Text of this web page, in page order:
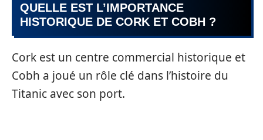
QUELLE EST L’IMPORTANCE
HISTORIQUE DE CORK ET COBH ?
Cork est un centre commercial historique et
Cobh a joué un rôle clé dans l’histoire du
Titanic avec son port.